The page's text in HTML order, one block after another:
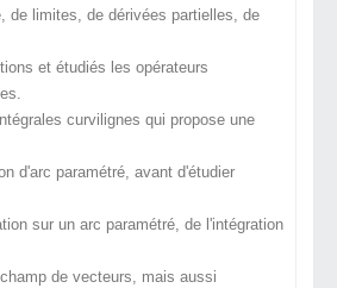
de limites, de dérivées partielles, de
et étudiés les opérateurs
curvilignes qui propose une
d'arc paramétré, avant d'étudier
sur un arc paramétré, de l'intégration
de vecteurs, mais aussi